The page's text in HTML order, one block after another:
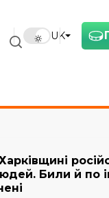
UK
Били й по